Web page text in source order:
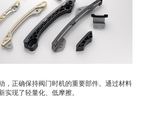
，正确保持阀门时机的重要部件。通过材料
实现了轻量化、低摩擦。